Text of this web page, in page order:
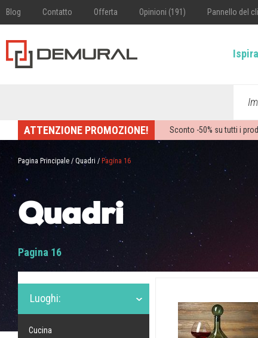
Blog Contatto Offerta Opinioni (191) Pannello del
ATTENZIONE PROMOZIONE! Sconto -50% su tutti i
Pagina Principale / Quadri / Pagina 16
Quadri
Pagina 16
Luoghi:
Cucina